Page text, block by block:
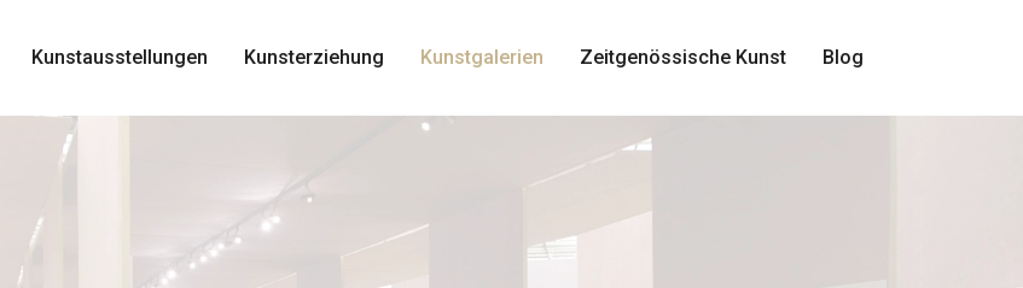
Kunstausstellungen Kunsterziehung Kunstgalerien Zeitgenössische Kunst Blog